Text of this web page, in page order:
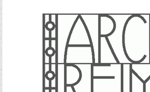
Skip to content